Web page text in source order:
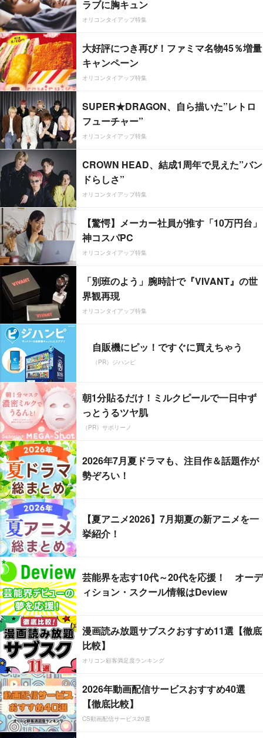
ラブに胸キュン
オリコンタイアップ特集
大好評につき再び！ファミマ名物45％増量
キャンペーン
オリコンタイアップ特集
SUPER★DRAGON、自ら描いた”レトロ
フューチャー”
オリコンタイアップ特集
CROWN HEAD、結成1周年で見えた”バン
ドらしさ”
オリコンタイアップ特集
【驚愕】メーカー社員が推す「10万円台」
神コスパPC
オリコンタイアップ特集
「別班のよう」腕時計で『VIVANT』の世
界観再現
オリコンタイアップ特集
自販機にピッ！ですぐに買えちゃう
（PR）ジハンピ
朝1分貼るだけ！ミルクピールで一日中ず
っとうるツヤ肌
（PR）サボリーノ
2026年7月夏ドラマも、注目作＆話題作が
勢ぞろい！
【夏アニメ2026】7月期夏の新アニメを一
挙紹介！
芸能界を志す10代～20代を応援！ オーデ
ィション・スクール情報はDeview
漫画読み放題サブスクおすすめ11選【徹底
比較】
オリコン顧客満足度ランキング
2026年動画配信サービスおすすめ40選
【徹底比較】
CS動画配信サービス20選